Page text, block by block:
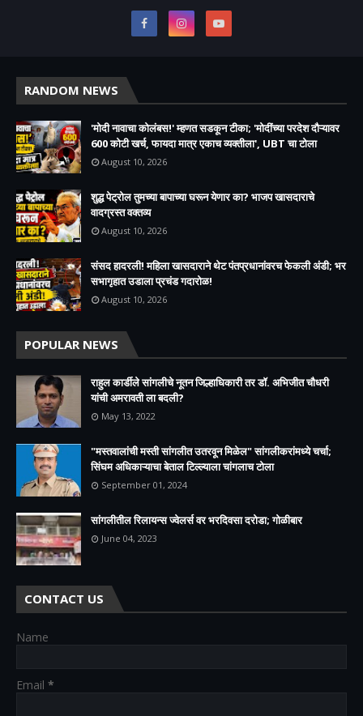
RANDOM NEWS
'मोदी नावाचा कोलंबस!' म्हणत सडकून टीका; 'मोदींच्या परदेश दौऱ्यावर
600 कोटी खर्च, फायदा मात्र एकाच व्यक्तीला', UBT चा टोला
August 10, 2026
शुद्ध पेट्रोल तुमच्या बापाच्या घरून येणार का? भाजप खासदाराचे
वादग्रस्त वक्तव्य
August 10, 2026
संसद हादरली! महिला खासदाराने थेट पंतप्रधानांवरच फेकली अंडी; भर
सभागृहात उडाला प्रचंड गदारोळ!
August 10, 2026
POPULAR NEWS
राहुल कार्डीले सांगलीचे नूतन जिल्हाधिकारी तर डॉ. अभिजीत चौधरी
यांची अमरावती ला बदली?
May 13, 2022
"मस्तवालांची मस्ती सांगलीत उतरवून मिळेल" सांगलीकरांमध्ये चर्चा;
सिंघम अधिकाऱ्याचा बेताल टिल्ल्याला चांगलाच टोला
September 01, 2024
सांगलीतील रिलायन्स ज्वेलर्स वर भरदिवसा दरोडा; गोळीबार
June 04, 2023
CONTACT US
Name
Email *